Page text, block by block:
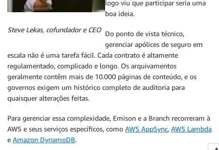
Steve Lekas, cofundador e CEO
logo viu que participar seria uma
boa ideia.
Do ponto de vista técnico,
gerenciar apólices de seguro em
escala não é uma tarefa fácil. Cada contrato é altamente
regulamentado, complicado e longo. Os arquivamentos
geralmente contêm mais de 10.000 páginas de conteúdo, e os
governos exigem um histórico completo de auditoria para
quaisquer alterações feitas.
Para gerenciar essa complexidade, Emison e a Branch recorreram à
AWS e seus serviços específicos, como AWS AppSync, AWS Lambda
e Amazon DynamoDB.